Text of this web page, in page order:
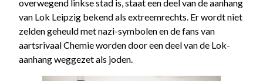
overwegend linkse stad is, staat een deel van de aanhang
van Lok Leipzig bekend als extreemrechts. Er wordt niet
zelden geheuld met nazi-symbolen en de fans van
aartsrivaal Chemie worden door een deel van de Lok-
aanhang weggezet als joden.